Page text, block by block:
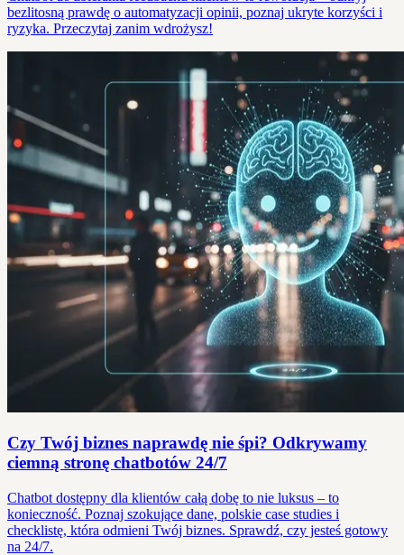
bezlitosną prawdę o automatyzacji opinii, poznaj ukryte korzyści i
ryzyka. Przeczytaj zanim wdrożysz!
Czy Twój biznes naprawdę nie śpi? Odkrywamy
ciemną stronę chatbotów 24/7
Chatbot dostępny dla klientów całą dobę to nie luksus – to
konieczność. Poznaj szokujące dane, polskie case studies i
checklistę, która odmieni Twój biznes. Sprawdź, czy jesteś gotowy
na 24/7.